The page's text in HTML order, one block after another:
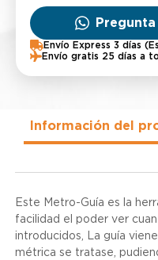
Envío Express 3 días
Envío gratis 25 días a
Información del
Este Metro-Guía es la
facilidad el poder ver
introducidos, La guía
métrica se tratase,